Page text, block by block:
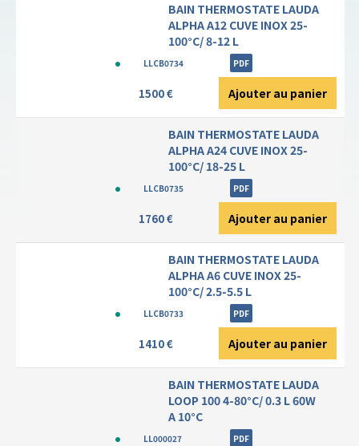
BAIN THERMOSTATE LAUDA
ALPHA A12 CUVE INOX 25-
100°C/ 8-12 L
LLCB0734 PDF
1500 € Ajouter au panier
BAIN THERMOSTATE LAUDA
ALPHA A24 CUVE INOX 25-
100°C/ 18-25 L
LLCB0735 PDF
1760 € Ajouter au panier
BAIN THERMOSTATE LAUDA
ALPHA A6 CUVE INOX 25-
100°C/ 2.5-5.5 L
LLCB0733 PDF
1410 € Ajouter au panier
BAIN THERMOSTATE LAUDA
LOOP 100 4-80°C/ 0.3 L 60W
A 10°C
LL000027 PDF